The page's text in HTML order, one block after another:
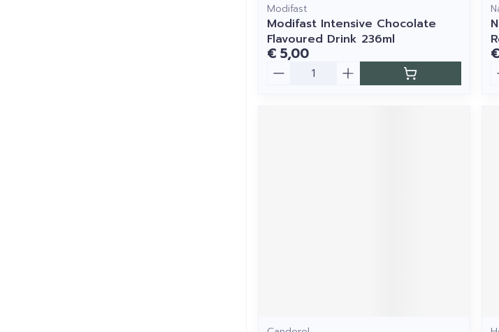
Modifast
Modifast Intensive Chocolate
Flavoured Drink 236ml
€ 5,00